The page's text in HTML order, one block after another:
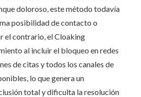
doloroso, este método todavía
posibilidad de contacto o
el contrario, el Cloaking
al incluir el bloqueo en redes
de citas y todos los canales de
lo que genera un
total y dificulta la resolución